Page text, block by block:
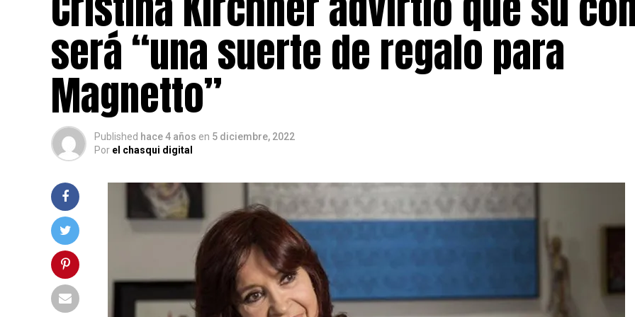
será “una suerte de regalo para
Magnetto”
Published hace 4 años en 5 diciembre, 2022
Por el chasqui digital